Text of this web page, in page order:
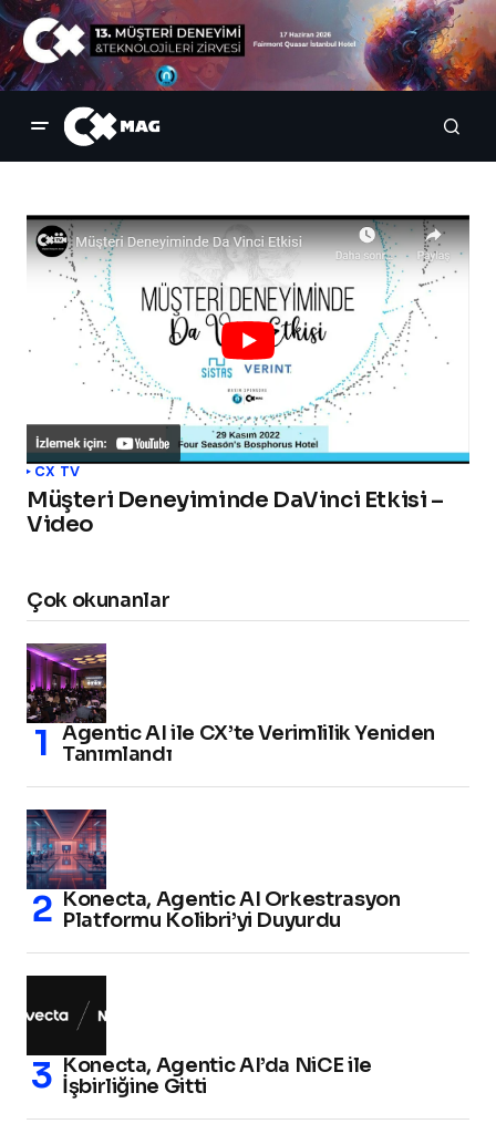
CX TV
Müşteri Deneyiminde DaVinci Etkisi –
Video
Çok okunanlar
Agentic AI ile CX’te Verimlilik Yeniden
Tanımlandı
Konecta, Agentic AI Orkestrasyon
Platformu Kolibri’yi Duyurdu
Konecta, Agentic AI’da NiCE ile
İşbirliğine Gitti